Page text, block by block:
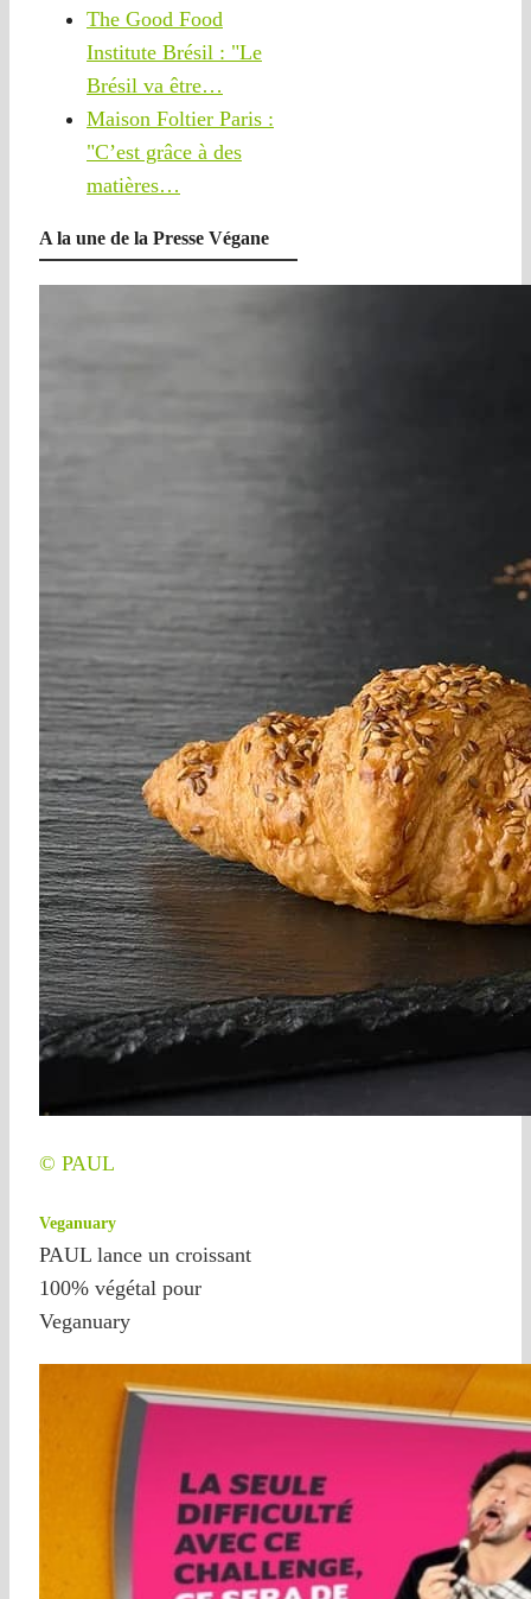
The Good Food
Institute Brésil : "Le
Brésil va être…
Maison Foltier Paris :
"C’est grâce à des
matières…
A la une de la Presse Végane
© PAUL
Veganuary
PAUL lance un croissant
100% végétal pour
Veganuary